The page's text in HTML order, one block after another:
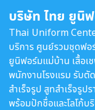
บริษัท ไทย ยูนิฟ
Thai Uniform
บริการ ศูนย์รวมชุดฟอ
ยูนิฟอร์มแม่บ้าน เสื้อเ
พนักงานโรงแรม รับ
สำเร็จรูป สูทสำเร็จรู
พร้อมปักชื่อและโลโก้